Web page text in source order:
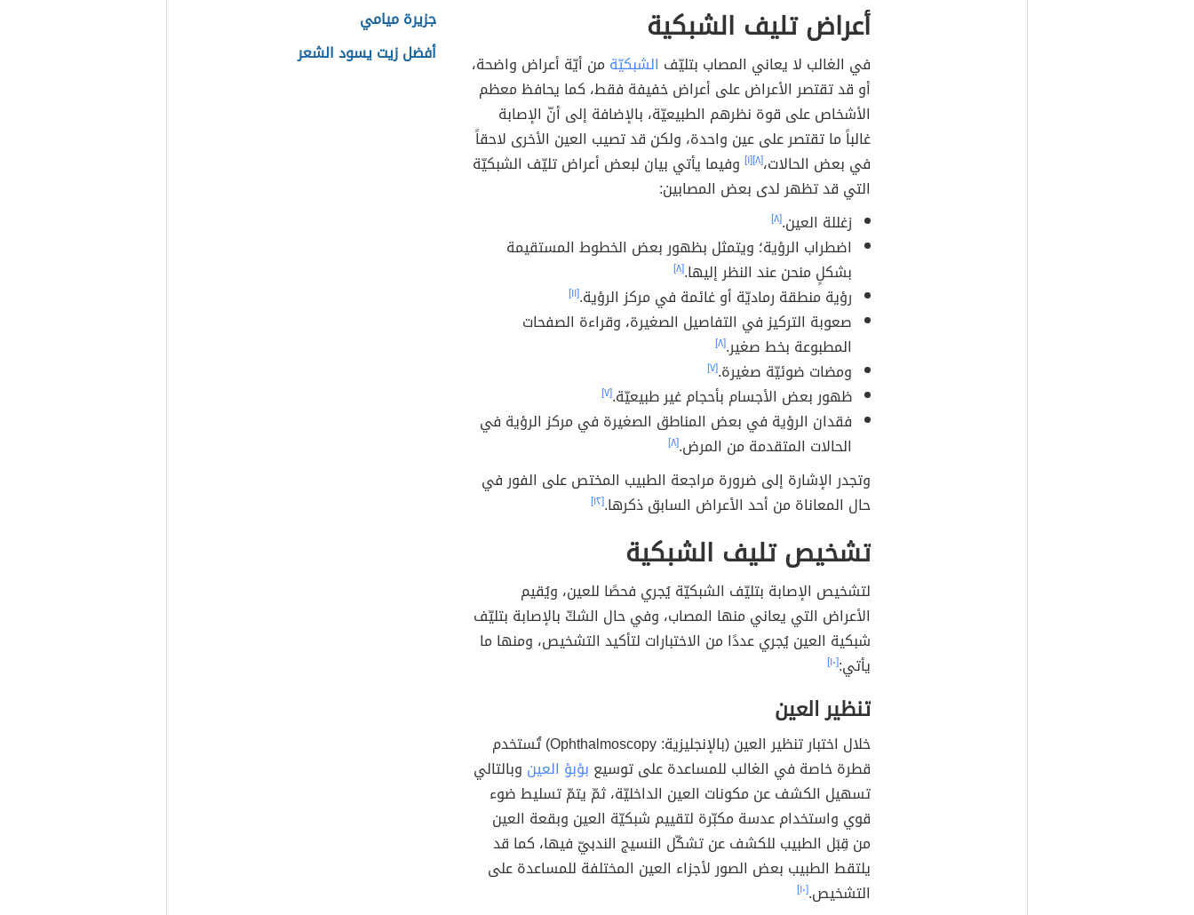
أعراض تليف الشبكية
في الغالب لا يعاني المصاب بتليّف الشبكيّة من أيّة أعراض واضحة،
أو قد تقتصر الأعراض على أعراض خفيفة فقط، كما يحافظ معظم
الأشخاص على قوة نظرهم الطبيعيّة، بالإضافة إلى أنّ الإصابة
غالباً ما تقتصر على عين واحدة، ولكن قد تصيب العين الأخرى لاحقاً
في بعض الحالات،[٨] [١] وفيما يأتي بيان لبعض أعراض تليّف الشبكيّة
التي قد تظهر لدى بعض المصابين:
زغللة العين.[٨]
اضطراب الرؤية؛ ويتمثل بظهور بعض الخطوط المستقيمة
بشكلٍ منحن عند النظر إليها.[٨]
رؤية منطقة رماديّة أو غائمة في مركز الرؤية.[١١]
صعوبة التركيز في التفاصيل الصغيرة، وقراءة الصفحات
المطبوعة بخط صغير.[٨]
ومضات ضوئيّة صغيرة.[٧]
ظهور بعض الأجسام بأحجام غير طبيعيّة.[٧]
فقدان الرؤية في بعض المناطق الصغيرة في مركز الرؤية في
الحالات المتقدمة من المرض.[٨]
وتجدر الإشارة إلى ضرورة مراجعة الطبيب المختص على الفور في
حال المعاناة من أحد الأعراض السابق ذكرها.[١٢]
تشخيص تليف الشبكية
لتشخيص الإصابة بتليّف الشبكيّة يُجري فحصًا للعين، ويُقيم
الأعراض التي يعاني منها المصاب، وفي حال الشكّ بالإصابة بتليّف
شبكية العين يُجري عددًا من الاختبارات لتأكيد التشخيص، ومنها ما
يأتي:[١٠]
تنظير العين
خلال اختبار تنظير العين (بالإنجليزية: Ophthalmoscopy) تُستخدم
قطرة خاصة في الغالب للمساعدة على توسيع بؤبؤ العين وبالتالي
تسهيل الكشف عن مكونات العين الداخليّة، ثمّ يتمّ تسليط ضوء
قوي واستخدام عدسة مكبّرة لتقييم شبكيّة العين وبقعة العين
من قِبَل الطبيب للكشف عن تشكّل النسيج الندبيّ فيها، كما قد
يلتقط الطبيب بعض الصور لأجزاء العين المختلفة للمساعدة على
التشخيص.[١٠]
جزيرة ميامي
أفضل زيت يسود الشعر